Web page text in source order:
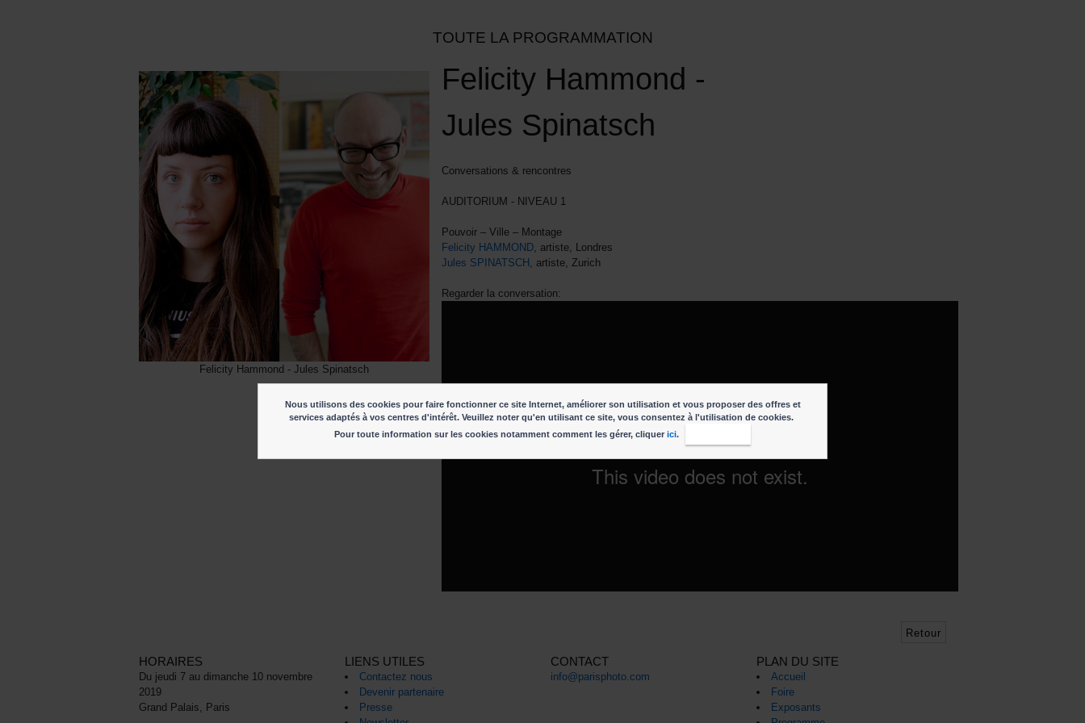
TOUTE LA PROGRAMMATION
Felicity Hammond - Jules Spinatsch
Felicity Hammond -
Jules Spinatsch
Conversations & rencontres
AUDITORIUM - NIVEAU 1
Pouvoir – Ville – Montage
Felicity HAMMOND, artiste, Londres
Jules SPINATSCH , artiste, Zurich
Regarder la conversation:
Retour
HORAIRES
Du jeudi 7 au dimanche 10 novembre
2019
Grand Palais, Paris
LIENS UTILES
Contactez nous
Devenir partenaire
Presse
CONTACT
info@parisphoto.com
PLAN DU SITE
Accueil
Foire
Exposants
Nous utilisons des cookies pour faire fonctionner ce site Internet, améliorer son utilisation et vous proposer des offres et
services adaptés à vos centres d'intérêt. Veuillez noter qu'en utilisant ce site, vous consentez à l'utilisation de cookies.
Pour toute information sur les cookies notamment comment les gérer, cliquer ici.